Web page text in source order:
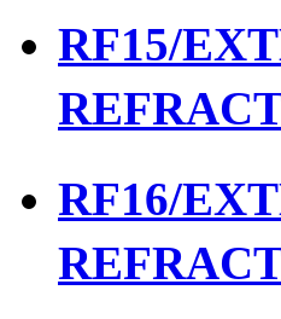
RF15/
RF16/